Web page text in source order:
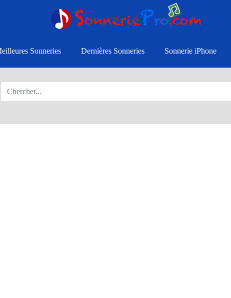
Sonneries Dernières Sonneries Sonnerie iPhone